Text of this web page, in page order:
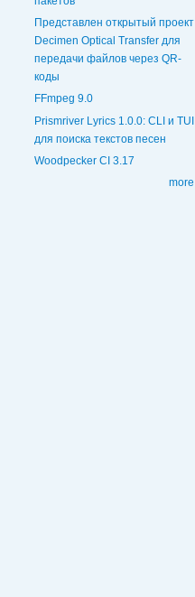
Представлен открытый проект
Decimen Optical Transfer для
передачи файлов через QR-
коды
FFmpeg 9.0
Prismriver Lyrics 1.0.0: CLI и TUI
для поиска текстов песен
Woodpecker CI 3.17
more